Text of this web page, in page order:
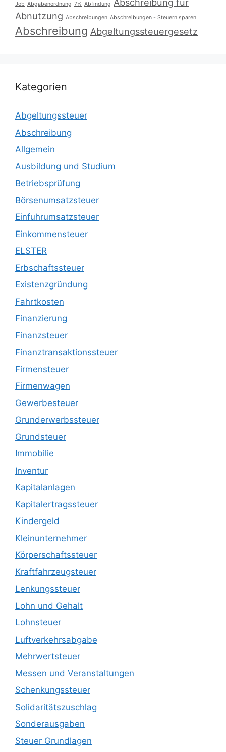
Job Abgabenordnung 7% Abfindung
Abnutzung Abschreibungen Abschreibungen - Steuern sparen
Abschreibung Abgeltungssteuergesetz
Kategorien
Abgeltungssteuer
Abschreibung
Allgemein
Ausbildung und Studium
Betriebsprüfung
Börsenumsatzsteuer
Einfuhrumsatzsteuer
Einkommensteuer
ELSTER
Erbschaftssteuer
Existenzgründung
Fahrtkosten
Finanzierung
Finanzsteuer
Finanztransaktionssteuer
Firmensteuer
Firmenwagen
Gewerbesteuer
Grunderwerbssteuer
Grundsteuer
Immobilie
Inventur
Kapitalanlagen
Kapitalertragssteuer
Kindergeld
Kleinunternehmer
Körperschaftssteuer
Kraftfahrzeugsteuer
Lenkungssteuer
Lohn und Gehalt
Lohnsteuer
Luftverkehrsabgabe
Mehrwertsteuer
Messen und Veranstaltungen
Schenkungssteuer
Solidaritätszuschlag
Sonderausgaben
Steuer Grundlagen